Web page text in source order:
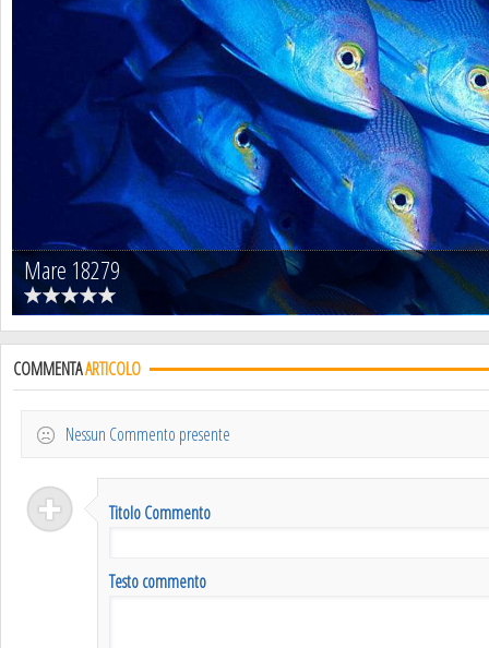
Mare 18279
COMMENTAARTICOLO
Nessun Commento presente
Titolo Commento
Testo commento